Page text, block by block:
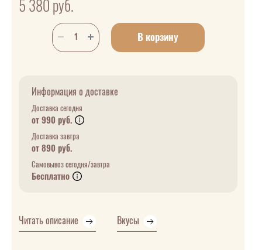
5 380 руб.
В корзину
Информация о доставке
Доставка сегодня
от 990 руб.
Доставка завтра
от 890 руб.
Самовывоз сегодня/завтра
Бесплатно
Читать описание Вкусы